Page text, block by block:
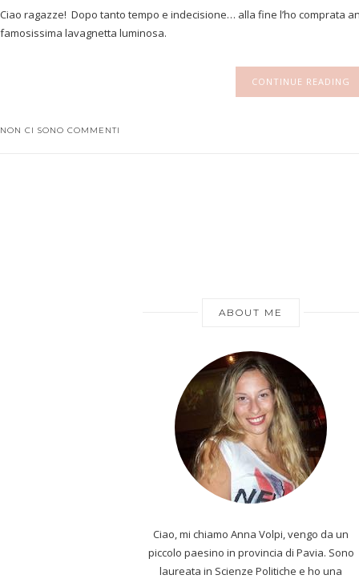
Ciao ragazze! Dopo tanto tempo e indecisione… alla fine l’ho comprata
famosissima lavagnetta luminosa.
CONTINUE READING
NON CI SONO COMMENTI
ABOUT ME
Ciao, mi chiamo Anna Volpi, vengo da un
piccolo paesino in provincia di Pavia. Sono
laureata in Scienze Politiche e ho una